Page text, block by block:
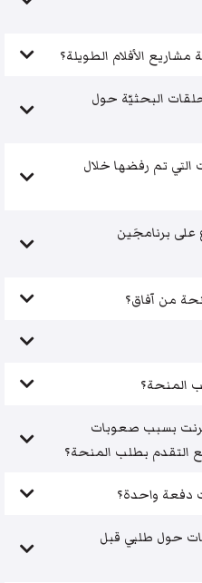
الأفلام الطويلة؟
البحثيّة حول
التي تم رفضها خلال
برنامجَين
من آفاق؟
المنحة؟
بسبب صعوبات
التقدم بطلب المنحة؟
دفعة واحدة؟
حول طلبي قبل